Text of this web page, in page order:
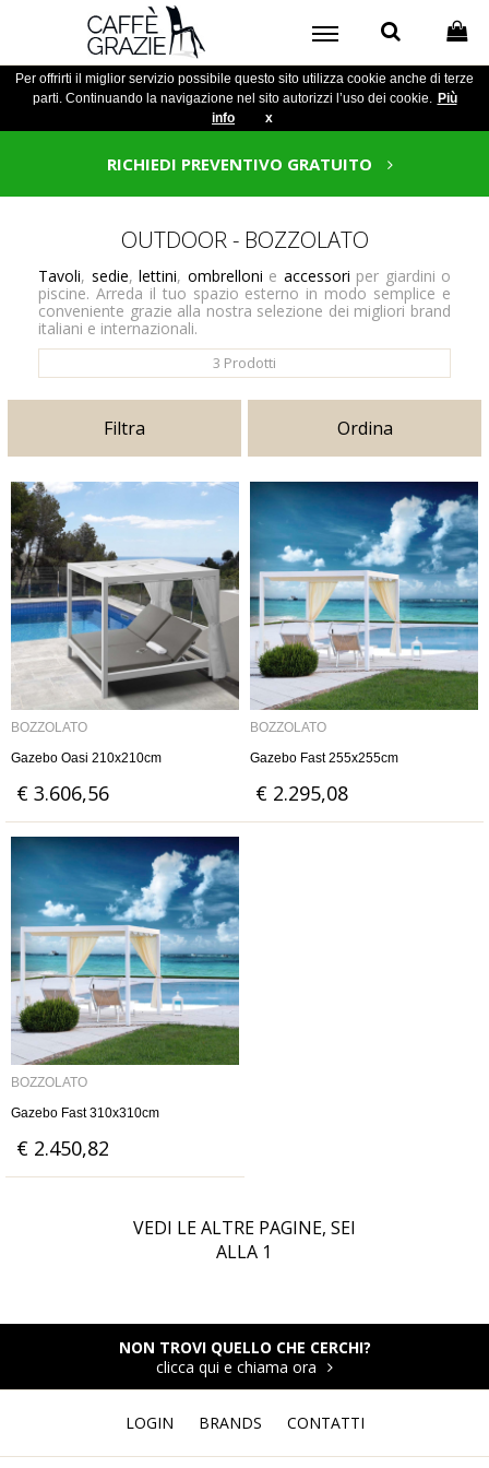
Per offrirti il miglior servizio possibile questo sito utilizza cookie anche di terze
parti. Continuando la navigazione nel sito autorizzi l’uso dei cookie. Più
info
x
RICHIEDI PREVENTIVO GRATUITO
OUTDOOR - BOZZOLATO
Tavoli, sedie, lettini, ombrelloni e accessori per giardini o
piscine. Arreda il tuo spazio esterno in modo semplice e
conveniente grazie alla nostra selezione dei migliori brand
italiani e internazionali.
3 Prodotti
Filtra Ordina
BOZZOLATO
Gazebo Oasi 210x210cm
€ 3.606,56
BOZZOLATO
Gazebo Fast 255x255cm
€ 2.295,08
BOZZOLATO
Gazebo Fast 310x310cm
€ 2.450,82
VEDI LE ALTRE PAGINE, SEI
ALLA 1
NON TROVI QUELLO CHE CERCHI?
clicca qui e chiama ora
LOGIN BRANDS CONTATTI